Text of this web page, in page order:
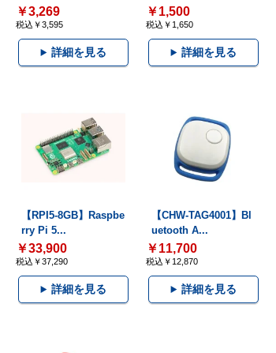
￥3,269
税込￥3,595
詳細を見る
￥1,500
税込￥1,650
詳細を見る
【RPI5-8GB】Raspbe
rry Pi 5...
￥33,900
税込￥37,290
詳細を見る
【CHW-TAG4001】Bl
uetooth A...
￥11,700
税込￥12,870
詳細を見る